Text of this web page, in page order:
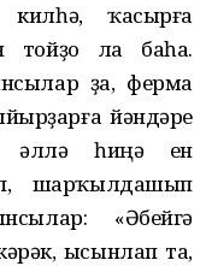
килһә, ҡасырға
тойҙо ла баһа.
ҙа, ферма
йәндәре
әллә һиңә ен
шарҡылдашып
«Әбейгә
ысынлап та,